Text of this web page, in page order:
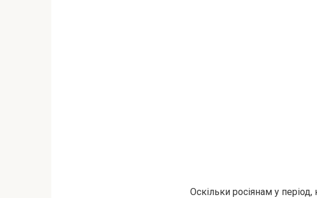
Оскільки росіянам у